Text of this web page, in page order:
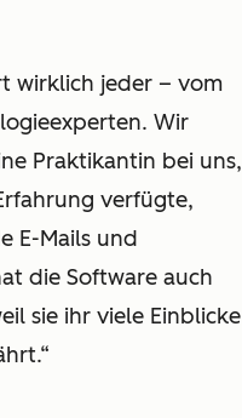
wirklich jeder – vom
Wir
Praktikantin bei uns,
verfügte,
E-Mails und
die Software auch
sie ihr viele Einblicke